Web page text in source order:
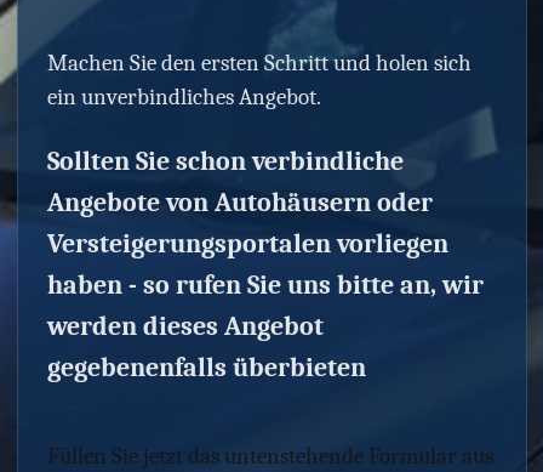
Machen Sie den ersten Schritt und holen sich
ein unverbindliches Angebot.
Sollten Sie schon verbindliche
Angebote von Autohäusern oder
Versteigerungsportalen vorliegen
haben - so rufen Sie uns bitte an, wir
werden dieses Angebot
gegebenenfalls überbieten
Füllen Sie jetzt das untenstehende Formular aus